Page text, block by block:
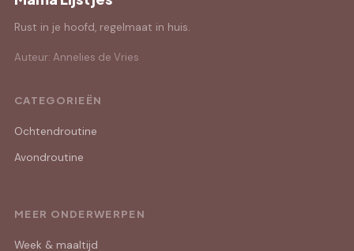
Rust in je hoofd, regelmaat in huis.
Auteur: Annelies de Vries
CATEGORIEËN
Ochtendroutine
Avondroutine
MEER ONDERWERPEN
Week & maaltijd